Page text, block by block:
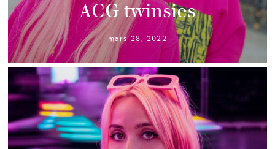
ACG twinsies
mars 28, 2022